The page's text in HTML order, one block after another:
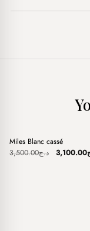
Sale
Miles Blanc cassé
د.ج3,500.00 Original
3,100.00